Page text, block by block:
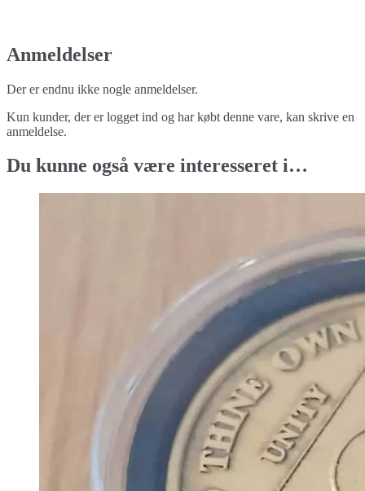
Anmeldelser
Der er endnu ikke nogle anmeldelser.
Kun kunder, der er logget ind og har købt denne vare, kan skrive en
anmeldelse.
Du kunne også være interesseret i…